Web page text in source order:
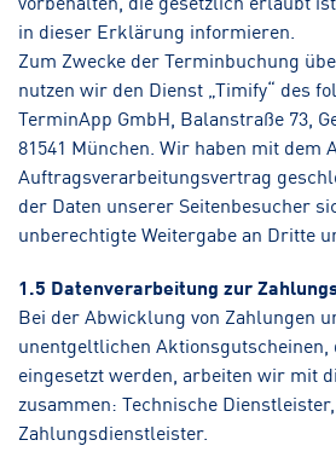
in dieser Erklärung informieren.
Zum Zwecke der Terminbuchung
nutzen wir den Dienst „Timify“ des
TerminApp GmbH, Balanstraße 73,
81541 München. Wir haben mit dem
Auftragsverarbeitungsvertrag
der Daten unserer Seitenbesucher
unberechtigte Weitergabe an Dritte
1.5 Datenverarbeitung zur
Bei der Abwicklung von Zahlungen
unentgeltlichen Aktionsgutscheinen,
eingesetzt werden, arbeiten wir mit
zusammen: Technische
Zahlungsdienstleister.